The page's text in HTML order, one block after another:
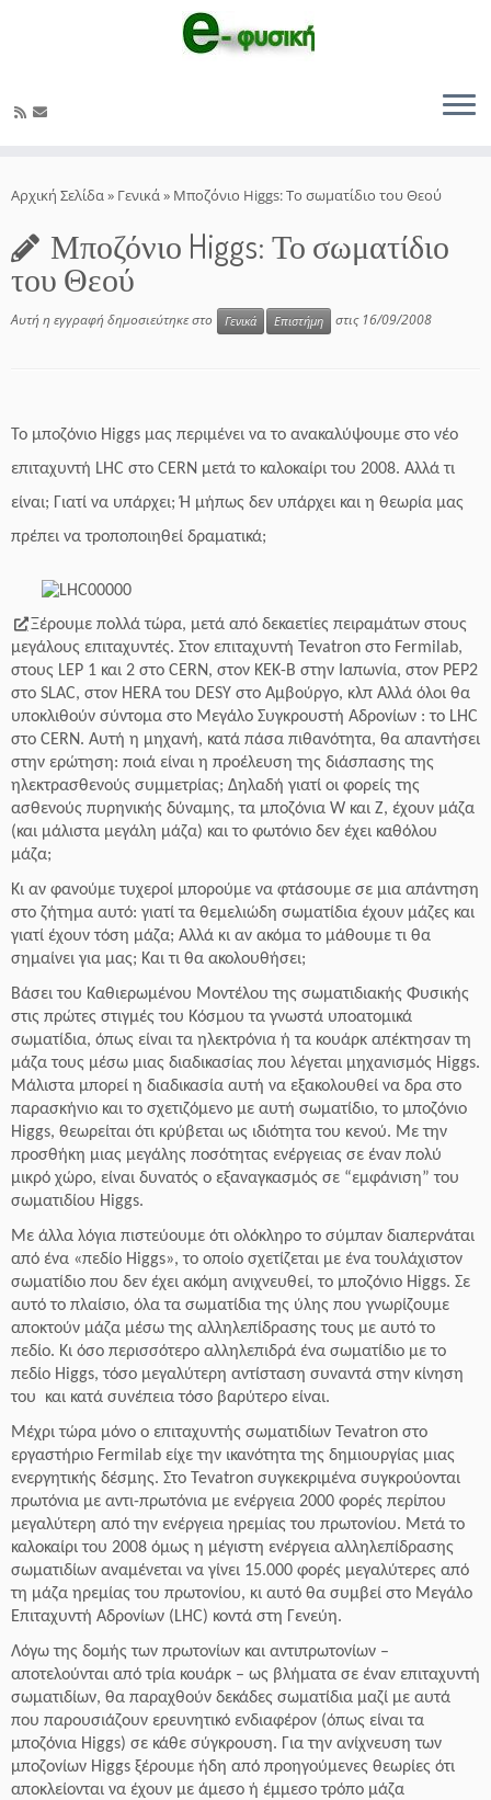
στο
Αρχική Σελίδα» Γενικά» Μποζόνιο Higgs: Το σωματίδιο του Θεού
Μποζόνιο Higgs: Το σωματίδιο
του Θεού
Αυτή η εγγραφή δημοσιεύτηκε στο Γενικά Επιστήμη στις 16/09/2008
Το μποζόνιο Higgs μας περιμένει να το ανακαλύψουμε στο νέο
επιταχυντή LHC στο CERN μετά το καλοκαίρι του 2008. Αλλά τι
είναι; Γιατί να υπάρχει; Ή μήπως δεν υπάρχει και η θεωρία μας
πρέπει να τροποποιηθεί δραματικά;
Ξέρουμε πολλά τώρα, μετά από δεκαετίες πειραμάτων στους
μεγάλους επιταχυντές. Στον επιταχυντή Tevatron στο Fermilab,
στους LEP 1 και 2 στο CERN, στον KEK-B στην Ιαπωνία, στον PEP2
στο SLAC, στον HERA του DESY στο Αμβούργο, κλπ Αλλά όλοι θα
υποκλιθούν σύντομα στο Μεγάλο Συγκρουστή Αδρονίων : το LHC
στο CERN. Αυτή η μηχανή, κατά πάσα πιθανότητα, θα απαντήσει
στην ερώτηση: ποιά είναι η προέλευση της διάσπασης της
ηλεκτρασθενούς συμμετρίας; Δηλαδή γιατί οι φορείς της
ασθενούς πυρηνικής δύναμης, τα μποζόνια W και Z, έχουν μάζα
(και μάλιστα μεγάλη μάζα) και το φωτόνιο δεν έχει καθόλου
μάζα;
Κι αν φανούμε τυχεροί μπορούμε να φτάσουμε σε μια απάντηση
στο ζήτημα αυτό: γιατί τα θεμελιώδη σωματίδια έχουν μάζες και
γιατί έχουν τόση μάζα; Αλλά κι αν ακόμα το μάθουμε τι θα
σημαίνει για μας; Και τι θα ακολουθήσει;
Βάσει του Καθιερωμένου Μοντέλου της σωματιδιακής Φυσικής
στις πρώτες στιγμές του Κόσμου τα γνωστά υποατομικά
σωματίδια, όπως είναι τα ηλεκτρόνια ή τα κουάρκ απέκτησαν τη
μάζα τους μέσω μιας διαδικασίας που λέγεται μηχανισμός Higgs.
Μάλιστα μπορεί η διαδικασία αυτή να εξακολουθεί να δρα στο
παρασκήνιο και το σχετιζόμενο με αυτή σωματίδιο, το μποζόνιο
Higgs, θεωρείται ότι κρύβεται ως ιδιότητα του κενού. Με την
προσθήκη μιας μεγάλης ποσότητας ενέργειας σε έναν πολύ
μικρό χώρο, είναι δυνατός ο εξαναγκασμός σε “εμφάνιση” του
σωματιδίου Higgs.
Με άλλα λόγια πιστεύουμε ότι ολόκληρο το σύμπαν διαπερνάται
από ένα «πεδίο Higgs», το οποίο σχετίζεται με ένα τουλάχιστον
σωματίδιο που δεν έχει ακόμη ανιχνευθεί, το μποζόνιο Higgs. Σε
αυτό το πλαίσιο, όλα τα σωματίδια της ύλης που γνωρίζουμε
αποκτούν μάζα μέσω της αλληλεπίδρασης τους με αυτό το
πεδίο. Κι όσο περισσότερο αλληλεπιδρά ένα σωματίδιο με το
πεδίο Higgs, τόσο μεγαλύτερη αντίσταση συναντά στην κίνηση
του και κατά συνέπεια τόσο βαρύτερο είναι.
Μέχρι τώρα μόνο ο επιταχυντής σωματιδίων Tevatron στο
εργαστήριο Fermilab είχε την ικανότητα της δημιουργίας μιας
ενεργητικής δέσμης. Στο Tevatron συγκεκριμένα συγκρούονται
πρωτόνια με αντι-πρωτόνια με ενέργεια 2000 φορές περίπου
μεγαλύτερη από την ενέργεια ηρεμίας του πρωτονίου. Μετά το
καλοκαίρι του 2008 όμως η μέγιστη ενέργεια αλληλεπίδρασης
σωματιδίων αναμένεται να γίνει 15.000 φορές μεγαλύτερες από
τη μάζα ηρεμίας του πρωτονίου, κι αυτό θα συμβεί στο Μεγάλο
Επιταχυντή Αδρονίων (LHC) κοντά στη Γενεύη.
Λόγω της δομής των πρωτονίων και αντιπρωτονίων –
αποτελούνται από τρία κουάρκ – ως βλήματα σε έναν επιταχυντή
σωματιδίων, θα παραχθούν δεκάδες σωματίδια μαζί με αυτά
που παρουσιάζουν ερευνητικό ενδιαφέρον (όπως είναι τα
μποζόνια Higgs) σε κάθε σύγκρουση. Για την ανίχνευση των
μποζονίων Higgs ξέρουμε ήδη από προηγούμενες θεωρίες ότι
αποκλείονται να έχουν με άμεσο ή έμμεσο τρόπο μάζα